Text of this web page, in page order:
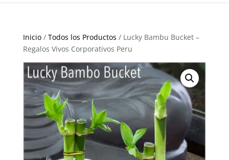
Inicio/ Todos los Productos / Lucky Bambu Bucket –
Regalos Vivos Corporativos Peru